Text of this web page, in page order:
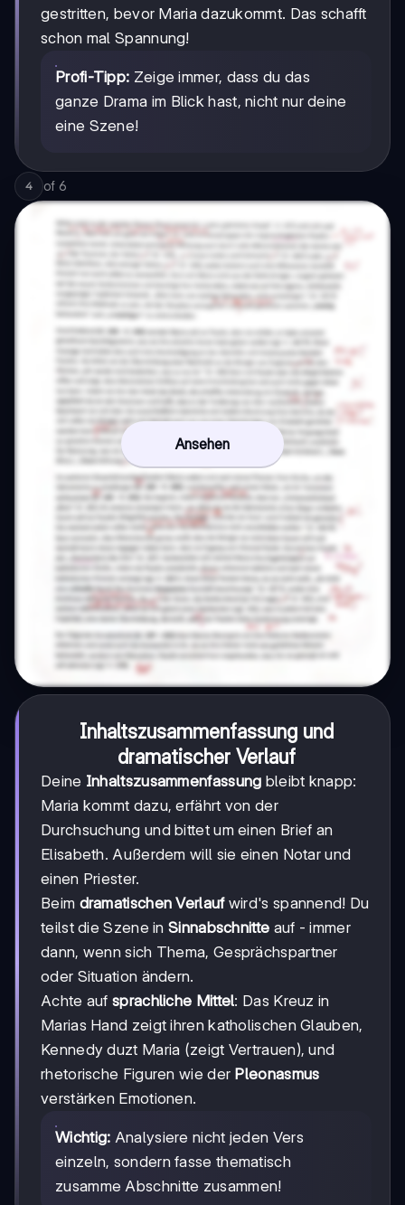
gestritten, bevor Maria dazukommt. Das schafft
schon mal Spannung!
Profi-Tipp: Zeige immer, dass du das
ganze Drama im Blick hast, nicht nur deine
eine Szene!
4 of 6
Ansehen
Inhaltszusammenfassung und
dramatischer Verlauf
Deine Inhaltszusammenfassung bleibt knapp:
Maria kommt dazu, erfährt von der
Durchsuchung und bittet um einen Brief an
Elisabeth. Außerdem will sie einen Notar und
einen Priester.
Beim dramatischen Verlaufwird's spannend! Du
teilst die Szene inSinnabschnitte auf - immer
dann, wenn sich Thema, Gesprächspartner
oder Situation ändern.
Achte auf sprachliche Mittel: Das Kreuz in
Marias Hand zeigt ihren katholischen Glauben,
Kennedy duzt Maria (zeigt Vertrauen), und
rhetorische Figuren wie der Pleonasmus
verstärken Emotionen.
Wichtig: Analysiere nicht jeden Vers
einzeln, sondern fasse thematisch
zusamme Abschnitte zusammen!